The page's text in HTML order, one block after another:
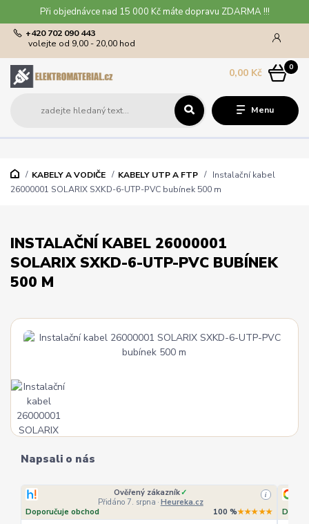
Při objednávce nad 15 000 Kč máte dopravu ZDARMA !!!
Menu
+420 702 090 443
volejte od 9,00 - 20,00 hod
0
0,00 Kč
KABELY A VODIČE KABELY UTP A FTP
Instalační kabel
26000001 SOLARIX SXKD-6-UTP-PVC bubínek 500 m
INSTALAČNÍ KABEL 26000001
SOLARIX SXKD-6-UTP-PVC BUBÍNEK
500 M
Napsali o nás
Ověřený zákazník✓
Přidáno 7. srpna · Heureka.cz
i
Doporučuje obchod 100 %★★★★★